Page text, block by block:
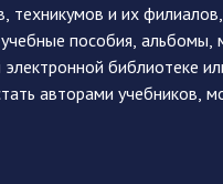
техникумов и их
пособия,
библиотеке
авторами